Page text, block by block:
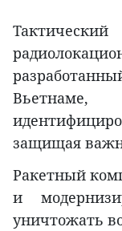
Вьетнаме,
защищая
Ракетный
и
уничтожать